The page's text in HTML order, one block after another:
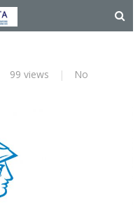
99 views |
No